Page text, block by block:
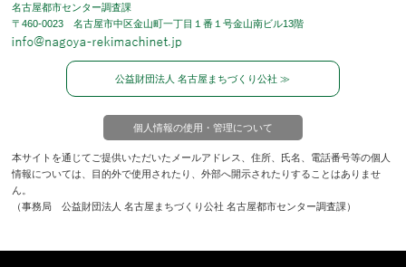
名古屋都市センター調査課
〒460-0023 名古屋市中区金山町一丁目１番１号金山南ビル13階
公益財団法人 名古屋まちづくり公社 ≫
個人情報の使用・管理について
本サイトを通じてご提供いただいたメールアドレス、住所、氏名、電話番号等の個人
情報については、目的外で使用されたり、外部へ開示されたりすることはありませ
ん。
（事務局 公益財団法人 名古屋まちづくり公社 名古屋都市センター調査課）